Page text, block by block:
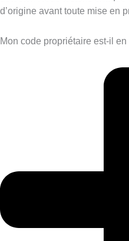
d’origine avant toute mise en
Mon code propriétaire est-il